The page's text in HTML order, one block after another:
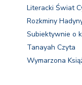
Literacki Świat
Rozkminy
Subiektywnie o
Tanayah Czyta
Wymarzona